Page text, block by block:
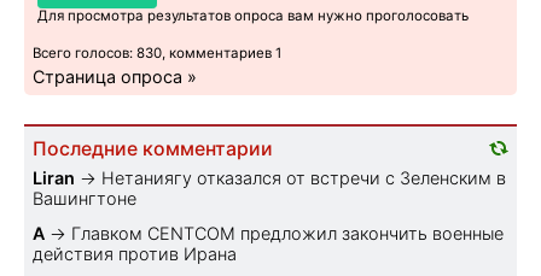
Для просмотра результатов опроса вам нужно проголосовать
Всего голосов: 830, комментариев 1
Страница опроса »
Последние комментарии
Liran → Нетаниягу отказался от встречи с Зеленским в
Вашингтоне
A → Главком CENTCOM предложил закончить военные
действия против Ирана